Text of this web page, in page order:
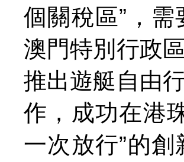
個關稅區”，
澳門特別行政
推出遊艇自由
作，成功在港
一次放行”的